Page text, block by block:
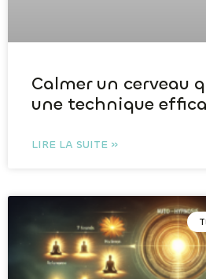
Calmer un cerveau
une technique
LIRE LA SUITE »